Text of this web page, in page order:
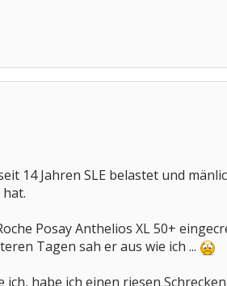
14 Jahren SLE belastet und
Posay Anthelios XL 50+
Tagen sah er aus wie ich ...
habe ich einen riesen